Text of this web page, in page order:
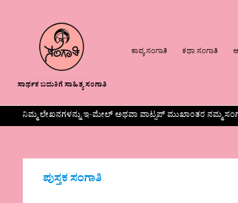
ಸಾರ್ಥಕ ಬದುಕಿಗೆ ಸಾಹಿತ್ಯ ಸಂಗಾತಿ
ಕಾವ್ಯ ಸಂಗಾತಿ ಕಥಾ ಸಂಗಾತಿ
ನಿಮ್ಮ ಲೇಖನಗಳನ್ನು ಇ-ಮೇಲ್ ಅಥವಾ ವಾಟ್ಸಪ್ ಮುಖಾಂತರ ನಮ್ಮ
ಪುಸ್ತಕ ಸಂಗಾತಿ